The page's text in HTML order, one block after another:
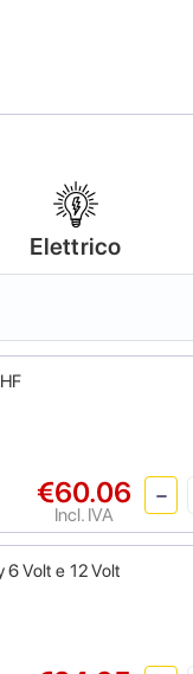
Elettrico
€60.06
Incl. IVA
Volt e 12 Volt